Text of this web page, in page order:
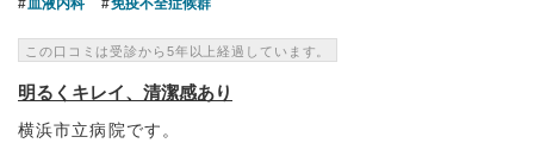
血液内科 免疫不全症候群
この口コミは受診から5年以上経過しています。
明るくキレイ、清潔感あり
横浜市立病院です。